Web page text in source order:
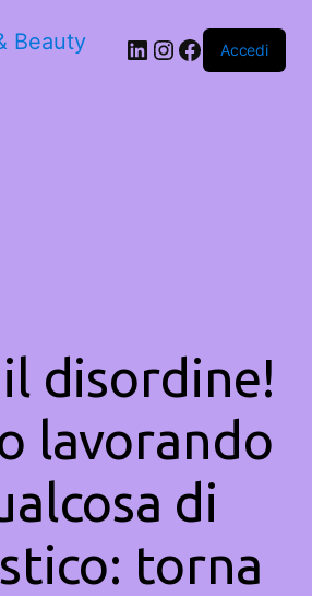
Beauty LinkedIn
Instagram
Facebook
Accedi
il disordine!
lavorando
di
torna